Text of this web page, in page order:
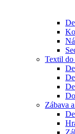
Textil do
Zábava